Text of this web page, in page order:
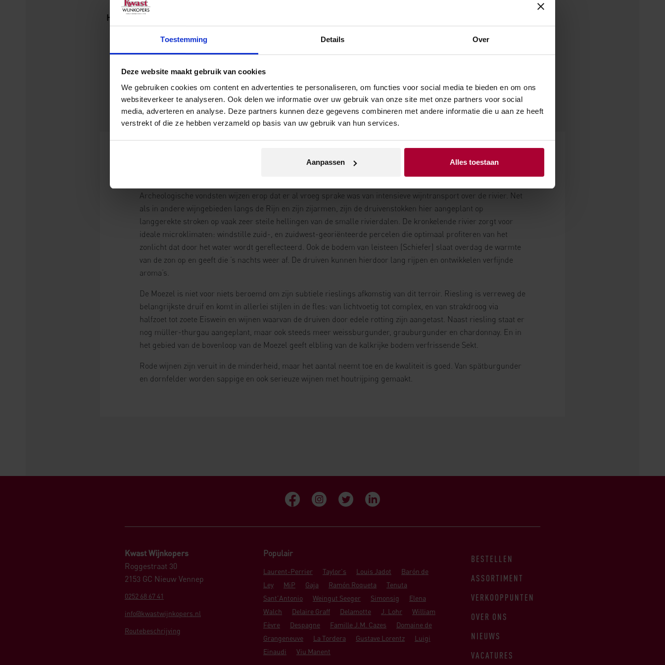
Toestemming Details Over
Deze website maakt gebruik van cookies
We gebruiken cookies om content en advertenties te personaliseren, om functies voor social media te bieden en om ons
websiteverkeer te analyseren. Ook delen we informatie over uw gebruik van onze site met onze partners voor social
media, adverteren en analyse. Deze partners kunnen deze gegevens combineren met andere informatie die u aan ze heeft
verstrekt of die ze hebben verzameld op basis van uw gebruik van hun services.
Aanpassen Alles toestaan
Heinz Eifel Riesling “A”
De Moezel is een van de oudste wijngebieden van Europa dat gesticht
Archeologische vondsten wijzen erop dat er al vroeg sprake was van intensieve wijntransport over de rivier. Net
als in andere wijngebieden langs de Rijn en zijn zijarmen, zijn de druivenstokken hier aangeplant op
langgerekte stroken op vaak zeer steile hellingen van de smalle rivierdalen. De kronkelende rivier zorgt voor
ideale microklimaten: windstille zuid-, en zuidwest-georiënteerde percelen die optimaal profiteren van het
zonlicht dat door het water wordt gereflecteerd. Ook de bodem van leisteen (Schiefer) slaat overdag de warmte
van de zon op en geeft die ’s nachts weer af. De druiven kunnen hierdoor lang rijpen en ontwikkelen verfijnde
aroma’s.
De Moezel is niet voor niets beroemd om zijn subtiele rieslings afkomstig van dit terroir. Riesling is verreweg de
belangrijkste druif en komt in allerlei stijlen in de fles: van lichtvoetig tot complex, en van strakdroog via
halfzoet tot zoete Eiswein en wijnen waarvan de druiven door edele rotting zijn aangetast. Naast riesling staat er
nog müller-thurgau aangeplant, maar ook steeds meer weissburgunder, grauburgunder en chardonnay. En in
het gebied van de bovenloop van de Moezel geeft elbling van de kalkrijke bodem verfrissende Sekt.
Rode wijnen zijn veruit in de minderheid, maar het aantal neemt toe en de kwaliteit is goed. Van spätburgunder
en dornfelder worden sappige en ook serieuze wijnen met houtrijping gemaakt.
Kwast Wijnkopers
Roggestraat 30
2153 GC Nieuw Vennep
0252 68 67 41
info@kwastwijnkopers.nl
Routebeschrijving
Populair
Laurent-Perrier Taylor's Louis Jadot
Barón de
Ley
MiP Gaja Ramón Roqueta
Tenuta
Sant'Antonio
Weingut Seeger Simonsig
Elena
Walch
Delaire Graff Delamotte J. Lohr
William
Fèvre
Despagne Famille J.M. Cazes
Domaine de
Grangeneuve
La Tordera Gustave Lorentz
Luigi
Einaudi
Viu Manent
BESTELLEN
ASSORTIMENT
VERKOOPPUNTEN
OVER ONS
NIEUWS
VACATURES